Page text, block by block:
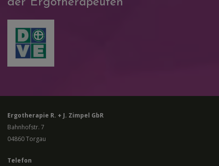
Ergotherapie R. + J. Zimpel GbR
Bahnhofstr. 7
04860Torgau
Telefon